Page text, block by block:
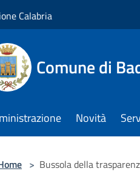
Calabria
Comune di
Novità
> Bussola della